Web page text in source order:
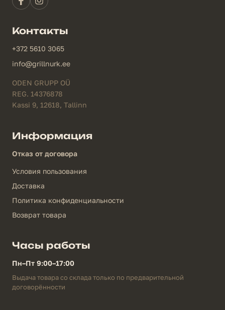
Контакты
+372 5610 3065
info@grillnurk.ee
ODEN GRUPP OÜ
REG. 14376878
Kassi 9, 12618, Tallinn
Информация
Отказ от договора
Условия пользования
Доставка
Политика конфиденциальности
Возврат товара
Часы работы
Пн–Пт 9:00–17:00
Выдача товара со склада только по предварительной
договорённости